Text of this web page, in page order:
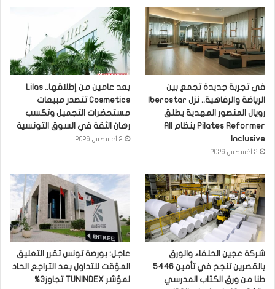
في تجربة جديدة تجمع بين
رويال المنصور المهدية يطلق
Pilates Reformer بنظام All
Inclusive
2 أغسطس 2026
بعد عامين من إطلاقها.. Lilas
Cosmetics تتصدر مبيعات
مستحضرات التجميل وتكسب
رهان الثقة في السوق التونسية
2 أغسطس 2026
شركة عجين الحلفاء والورق
بالقصرين تنجح في تأمين 5446
طنا من ورق الكتاب المدرسي
عاجل: بورصة تونس تقرر التعليق
المؤقت للتداول بعد التراجع الحاد
لمؤشر TUNINDEX تجاوز3%